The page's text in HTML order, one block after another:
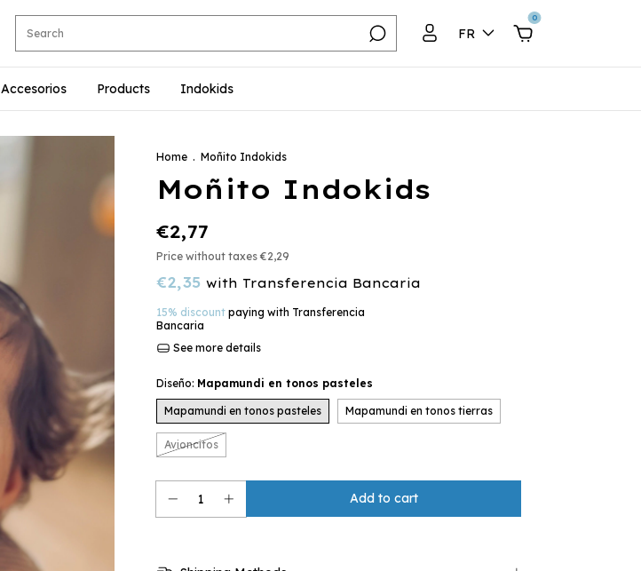
FR
0
Accesorios Products Indokids
Home . Moñito Indokids
Moñito Indokids
€2,77
Price without taxes €2,29
€2,35 with Transferencia Bancaria
15% discount paying with Transferencia
Bancaria
See more details
Diseño: Mapamundi en tonos pasteles
Mapamundi en tonos pasteles Mapamundi en tonos tierras
Avioncitos